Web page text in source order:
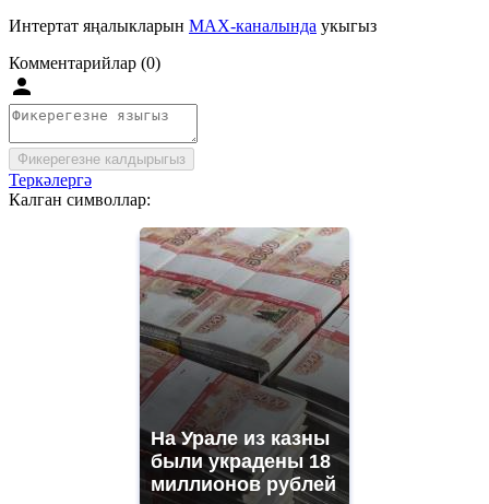
Интертат яңалыкларын MAX-каналында укыгыз
Комментарийлар (0)
Фикерегезне калдырыгыз
Теркәлергә
Калган символлар:
На Урале из казны
были украдены 18
миллионов рублей